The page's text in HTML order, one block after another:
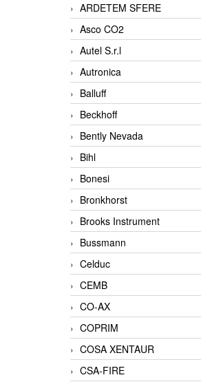
ARDETEM SFERE
Asco CO2
Autel S.r.l
Autronica
Balluff
Beckhoff
Bently Nevada
Bihl
Bonesi
Bronkhorst
Brooks Instrument
Bussmann
Celduc
CEMB
CO-AX
COPRIM
COSA XENTAUR
CSA-FIRE